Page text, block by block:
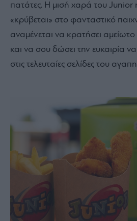
πατάτες. Η μισή χαρά του Junior
«κρύβεται» στο φανταστικό
αναμένεται να κρατήσει
και να σου δώσει την ευκαιρία να
στις τελευταίες σελίδες του